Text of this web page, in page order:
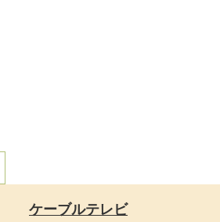
ケーブルテレビ